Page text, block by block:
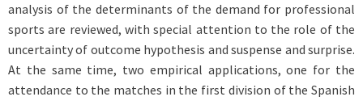
analysis of the determinants of the demand for professional
sports are reviewed, with special attention to the role of the
uncertainty of outcome hypothesis and suspense and surprise.
At the same time, two empirical applications, one for the
attendance to the matches in the first division of the Spanish